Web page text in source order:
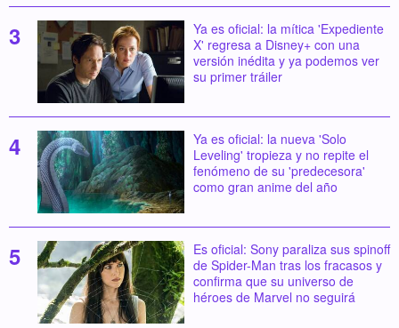
Ya es oficial: la mítica 'Expediente
X' regresa a Disney+ con una
versión inédita y ya podemos ver
su primer tráiler
Ya es oficial: la nueva 'Solo
Leveling' tropieza y no repite el
fenómeno de su 'predecesora'
como gran anime del año
Es oficial: Sony paraliza sus spinoff
de Spider-Man tras los fracasos y
confirma que su universo de
héroes de Marvel no seguirá